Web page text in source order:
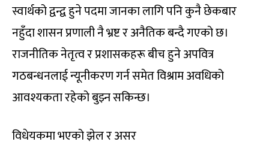
स्वार्थको द्वन्द्व हुने पदमा जानका लागि पनि कुनै छेकबार
नहुँदा शासन प्रणाली नै भ्रष्ट र अनैतिक बन्दै गएको छ।
राजनीतिक नेतृत्व र प्रशासकहरू बीच हुने अपवित्र
गठबन्धनलाई न्यूनीकरण गर्न समेत विश्राम अवधिको
आवश्यकता रहेको बुझ्न सकिन्छ।
विधेयकमा भएको झेल र असर